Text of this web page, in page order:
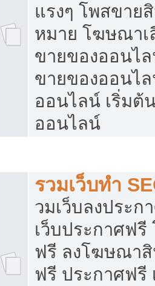
แรงๆ โพสขาย
หมาย โฆษณาเ
ขายของออนไ
ขายของออนไ
ออนไลน์ เริ่มต้
ออนไลน์
รวมเว็บทำ
วมเว็บลงประก
เว็บประกาศฟ
ฟรี ลงโฆษณา
ฟรี ประกาศฟรี